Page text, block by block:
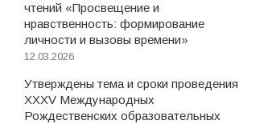
чтений «Просвещение и
нравственность: формирование
личности и вызовы времени»
12.03.2026
Утверждены тема и сроки проведения
XXXV Международных
Рождественских образовательных